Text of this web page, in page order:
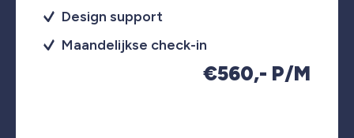
Design support
Maandelijkse check-in
€560,- P/M